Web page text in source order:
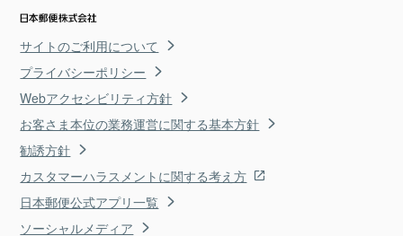
サイトのご利用について
プライバシーポリシー
Webアクセシビリティ方針
お客さま本位の業務運営に関する基本方針
勧誘方針
カスタマーハラスメントに関する考え方
日本郵便公式アプリ一覧
ソーシャルメディア